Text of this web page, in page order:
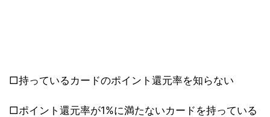
□持っているカードのポイント還元率を知らない
□ポイント還元率が1%に満たないカードを持っている